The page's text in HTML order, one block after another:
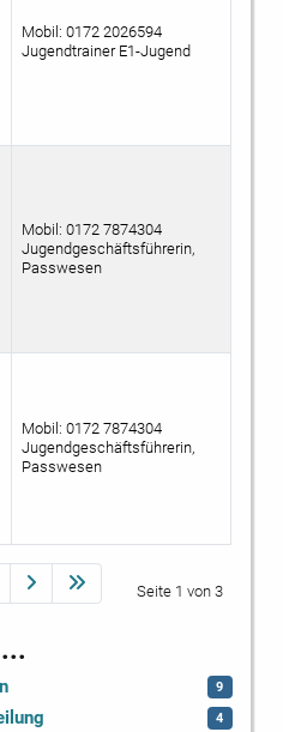
Mobil: 0172 2026594
Jugendtrainer E1-Jugend
Mobil: 0172 7874304
Jugendgeschäftsführerin,
Passwesen
Mobil: 0172 7874304
Jugendgeschäftsführerin,
Passwesen
Seite 1 von 3
9
4